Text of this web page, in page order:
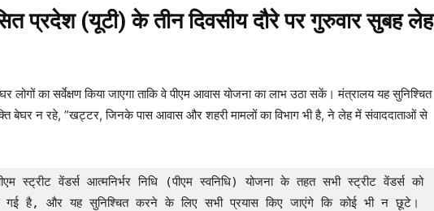
प्रदेश (यूटी) के तीन दिवसीय दौरे पर गुरुवार सुबह लेह
लोगों का सर्वेक्षण किया जाएगा ताकि वे पीएम आवास योजना का लाभ उठा सकें। मंत्रालय यह सुनिश्चित
बेघर न रहे, ”खट्टर, जिनके पास आवास और शहरी मामलों का विभाग भी है, ने लेह में संवाददाताओं से
स्ट्रीट वेंडर्स आत्मनिर्भर निधि (पीएम स्वनिधि) योजना के तहत सभी स्ट्रीट वेंडर्स को
की गई है, और यह सुनिश्चित करने के लिए सभी प्रयास किए जाएंगे कि कोई भी न छूटे।